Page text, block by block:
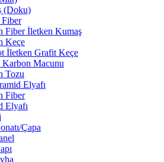
(Doku)
Fiber İletken Kumaş
Keçe
İletken Grafit Keçe
Karbon Macunu
Tozu
Elyafı
Fiber
Elyafı
Çapa